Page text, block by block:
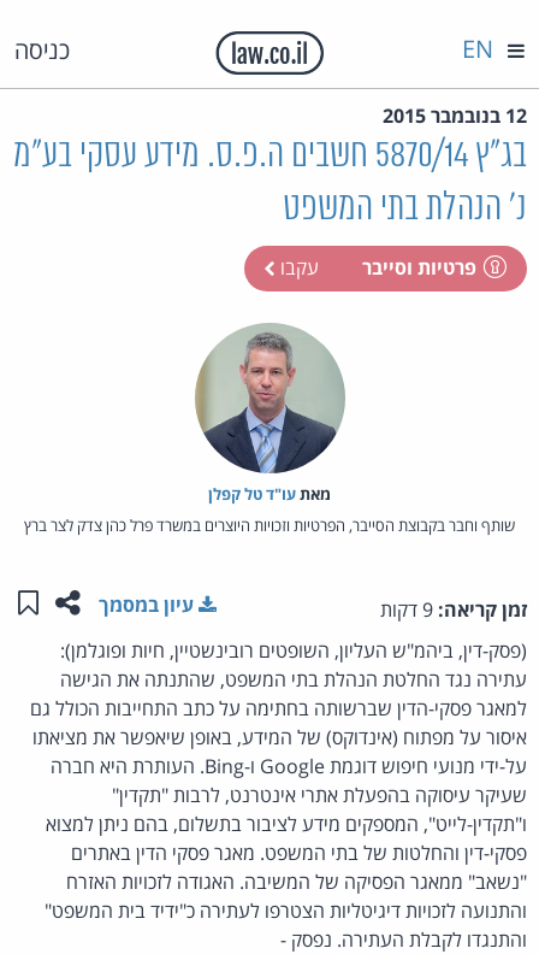
כניסה EN
12 בנובמבר 2015
בג"ץ 5870/14 חשבים ה.פ.ס. מידע עסקי בע"מ
נ' הנהלת בתי המשפט
פרטיות וסייבר עקבו
מאת‏עו"ד טל קפלן
שותף וחבר בקבוצת הסייבר, הפרטיות וזכויות היוצרים במשרד פרל כהן צדק לצר ברץ
זמן קריאה: שתפו
עיון במסמך
(פסק-דין, ביהמ"ש העליון, השופטים רובינשטיין, חיות ופוגלמן):
עתירה נגד החלטת הנהלת בתי המשפט, שהתנתה את הגישה
למאגר פסקי-הדין שברשותה בחתימה על כתב התחייבות הכולל גם
איסור על מפתוח (אינדוקס) של המידע, באופן שיאפשר את מציאתו
על-ידי מנועי חיפוש דוגמת Google ו-Bing. העותרת היא חברה
שעיקר עיסוקה בהפעלת אתרי אינטרנט, לרבות "תקדין"
ו"תקדין-לייט", המספקים מידע לציבור בתשלום, בהם ניתן למצוא
פסקי-דין והחלטות של בתי המשפט. מאגר פסקי הדין באתרים
"נשאב" ממאגר הפסיקה של המשיבה. האגודה לזכויות האזרח
והתנועה לזכויות דיגיטליות הצטרפו לעתירה כ"ידיד בית המשפט"
והתנגדו לקבלת העתירה. נפסק -